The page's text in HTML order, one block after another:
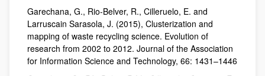
Garechana, G., Rio-Belver, R., Cilleruelo, E. and
Larruscain Sarasola, J. (2015), Clusterization and
mapping of waste recycling science. Evolution of
research from 2002 to 2012. Journal of the Association
for Information Science and Technology, 66: 1431–1446